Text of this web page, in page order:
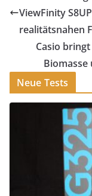
ViewFinity
realitätsnahen
Casio
Biomasse
Neue Tests